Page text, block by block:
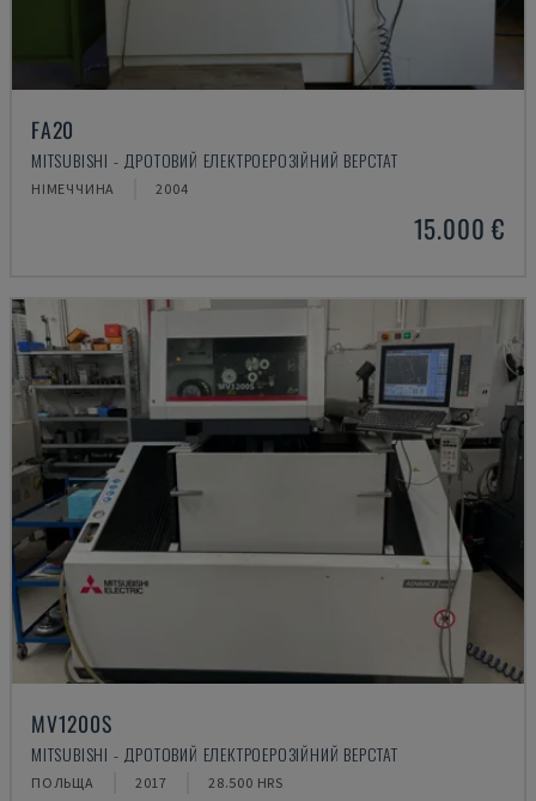
FA20
MITSUBISHI - ДРОТОВИЙ ЕЛЕКТРОЕРОЗІЙНИЙ ВЕРСТАТ
НІМЕЧЧИНА 2004
15.000 €
MV1200S
MITSUBISHI - ДРОТОВИЙ ЕЛЕКТРОЕРОЗІЙНИЙ ВЕРСТАТ
ПОЛЬЩА 2017 28.500 HRS